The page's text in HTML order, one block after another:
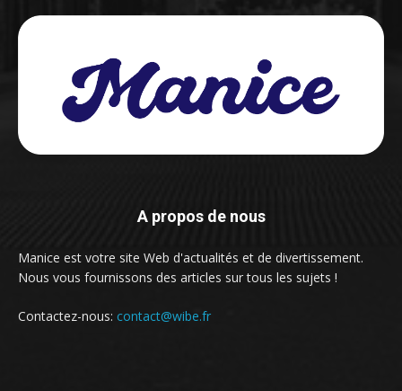
A propos de nous
Manice est votre site Web d'actualités et de divertissement.
Nous vous fournissons des articles sur tous les sujets !
Contactez-nous: contact@wibe.fr